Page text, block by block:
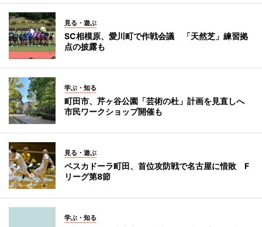
見る・遊ぶ
SC相模原、愛川町で作戦会議 「天然芝」練習拠
点の披露も
学ぶ・知る
町田市、芹ヶ谷公園「芸術の杜」計画を見直しへ
市民ワークショップ開催も
見る・遊ぶ
ペスカドーラ町田、首位攻防戦で名古屋に惜敗 F
リーグ第8節
学ぶ・知る